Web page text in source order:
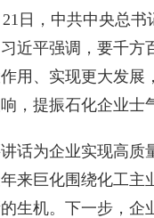
日，中共中央总
近平强调，要千
用、实现更大发
，提振石化企业士
为企业实现高质
来巨化围绕化工
生机。下一步，